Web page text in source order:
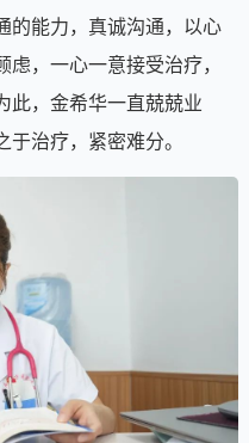
的能力，真诚沟通，以心
，一心一意接受治疗，
此，金希华一直兢兢业
治疗，紧密难分。